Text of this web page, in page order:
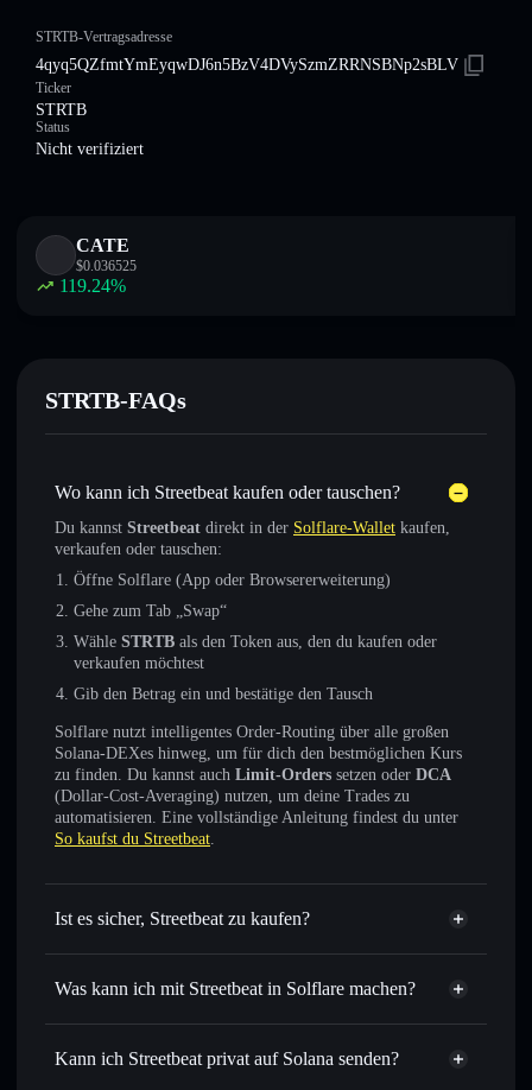
STRTB-Vertragsadresse
4qyq5QZfmtYmEyqwDJ6n5BzV4DVySzmZRRNSBNp2sBLV
Ticker
STRTB
Status
Nicht verifiziert
CATE
$0.036525
119.24%
STRTB-FAQs
Wo kann ich Streetbeat kaufen oder tauschen?
Du kannst Streetbeat direkt in der Solflare-Wallet kaufen,
verkaufen oder tauschen:
Öffne Solflare (App oder Browsererweiterung)
Gehe zum Tab „Swap“
Wähle STRTB als den Token aus, den du kaufen oder
verkaufen möchtest
Gib den Betrag ein und bestätige den Tausch
Solflare nutzt intelligentes Order-Routing über alle großen
Solana-DEXes hinweg, um für dich den bestmöglichen Kurs
zu finden. Du kannst auch Limit-Orders setzen oder DCA
(Dollar-Cost-Averaging) nutzen, um deine Trades zu
automatisieren. Eine vollständige Anleitung findest du unter
So kaufst du Streetbeat.
Ist es sicher, Streetbeat zu kaufen?
Streetbeat nicht verifiziert
Was kann ich mit Streetbeat in Solflare machen?
Streetbeat
Solflare-Wallet
Sofort tauschen– handle STRTB gegen SOL, USDC oder
Kann ich Streetbeat privat auf Solana senden?